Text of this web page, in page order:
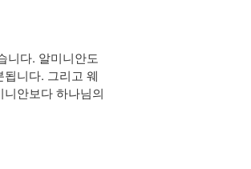
니다. 알미니안도
니다. 그리고 웨
안보다 하나님의